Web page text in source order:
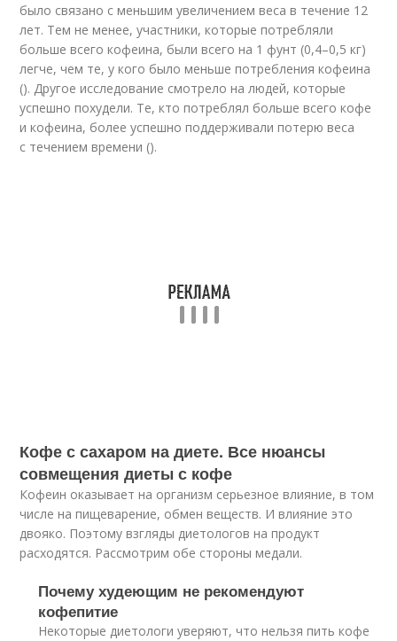
было связано с меньшим увеличением веса в течение 12
лет. Тем не менее, участники, которые потребляли
больше всего кофеина, были всего на 1 фунт (0,4–0,5 кг)
легче, чем те, у кого было меньше потребления кофеина
(). Другое исследование смотрело на людей, которые
успешно похудели. Те, кто потреблял больше всего кофе
и кофеина, более успешно поддерживали потерю веса
с течением времени ().
Кофе с сахаром на диете. Все нюансы
совмещения диеты с кофе
Кофеин оказывает на организм серьезное влияние, в том
числе на пищеварение, обмен веществ. И влияние это
двояко. Поэтому взгляды диетологов на продукт
расходятся. Рассмотрим обе стороны медали.
Почему худеющим не рекомендуют
кофепитие
Некоторые диетологи уверяют, что нельзя пить кофе